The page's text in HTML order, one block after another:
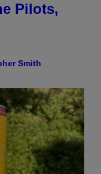
Pilots,
Smith